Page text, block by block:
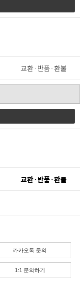
교환·반품·환불
교환·반품·환불
카카오톡 문의
1:1 문의하기